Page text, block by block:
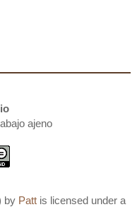
ajeno
by Patt is licensed under a